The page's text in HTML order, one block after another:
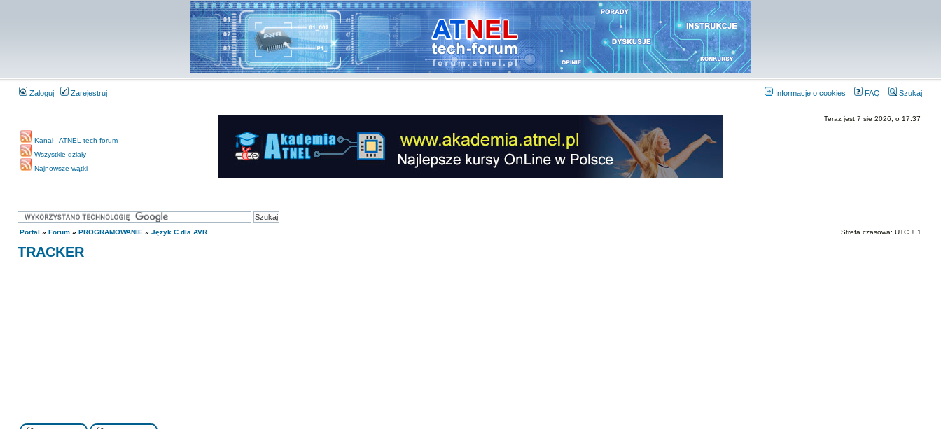
Zaloguj Zarejestruj Informacje o cookies FAQ Szukaj
Kanał - ATNEL tech-forum
Wszystkie działy
Najnowsze wątki
Teraz jest 7 sie 2026, o 17:37
Portal » Forum » PROGRAMOWANIE » Język C dla AVR Strefa czasowa: UTC + 1
TRACKER